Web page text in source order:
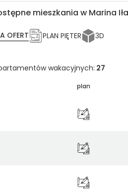
mieszkania w Marina
OFERT PLAN PIĘTER 3D
wakacyjnych: 27
plan